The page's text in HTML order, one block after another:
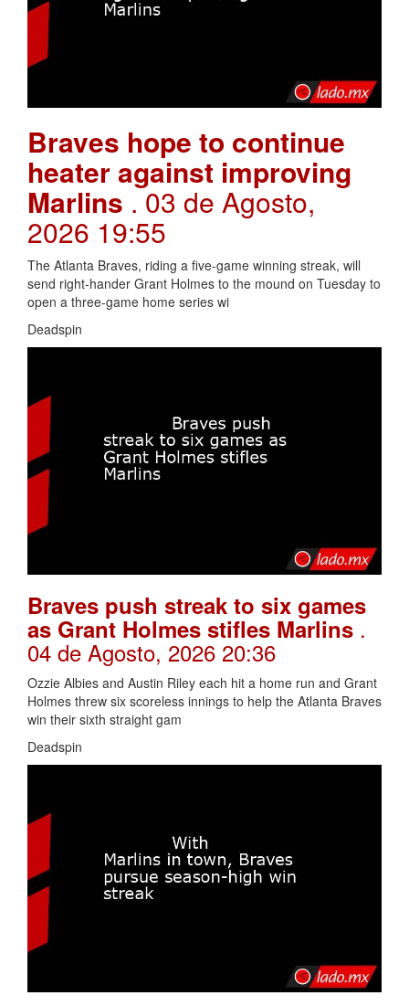
Braves hope to continue
heater against improving
Marlins . 03 de Agosto,
2026 19:55
The Atlanta Braves, riding a five-game winning streak, will
send right-hander Grant Holmes to the mound on Tuesday to
open a three-game home series wi
Deadspin
Braves push streak to six games
as Grant Holmes stifles Marlins .
04 de Agosto, 2026 20:36
Ozzie Albies and Austin Riley each hit a home run and Grant
Holmes threw six scoreless innings to help the Atlanta Braves
win their sixth straight gam
Deadspin